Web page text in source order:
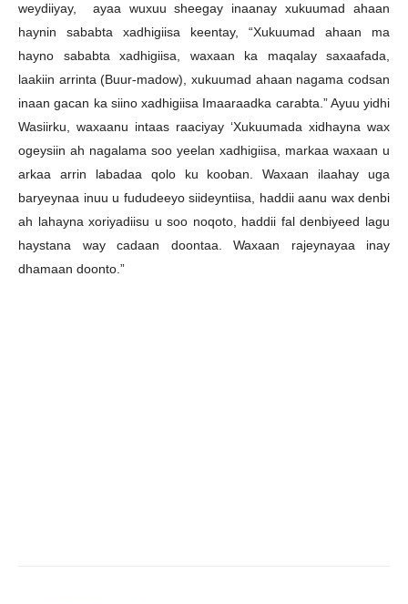
weydiiyay, ayaa wuxuu sheegay inaanay xukuumad ahaan
haynin sababta xadhigiisa keentay, “Xukuumad ahaan ma
hayno sababta xadhigiisa, waxaan ka maqalay saxaafada,
laakiin arrinta (Buur-madow), xukuumad ahaan nagama codsan
inaan gacan ka siino xadhigiisa Imaaraadka carabta.” Ayuu yidhi
Wasiirku, waxaanu intaas raaciyay ‘Xukuumada xidhayna wax
ogeysiin ah nagalama soo yeelan xadhigiisa, markaa waxaan u
arkaa arrin labadaa qolo ku kooban. Waxaan ilaahay uga
baryeynaa inuu u fududeeyo siideyntiisa, haddii aanu wax denbi
ah lahayna xoriyadiisu u soo noqoto, haddii fal denbiyeed lagu
haystana way cadaan doontaa. Waxaan rajeynayaa inay
dhamaan doonto.”